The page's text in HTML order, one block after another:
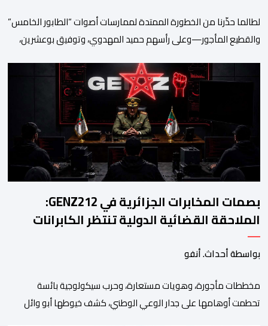
لطالما حذّرنا من الخطورة الممتدة لممارسات أصوات “الطابور الخامس”
والقطيع المأجور—وعلى رأسهم حميد المهدوي، وتوفيق بوعشرين،
أخلاقيات العمل الصحفي ومقتضيات القانون الجنائي، عبر الاستغلال
المقيت لفقر وهشاشة بعض المواطنين وتوظيف انفعالاتهم لخدمة
أجندات التهييج وضرر استقرار الوطن. وجاء بوح “أبو وائل الريفي” هذا
الأحد ليؤكد حقيقة هذه […]
بصمات المخابرات الجزائرية في GENZ212:
الملاحقة القضائية الدولية تنتظر الكابرانات
بواسطة أحداث. أنفو
مخططات مأجورة، وهويات مستعارة، وحرب سيكولوجية بائسة
تحطمت أوهامها على جدار الوعي الوطني، كشف خيوطها أبو وائل